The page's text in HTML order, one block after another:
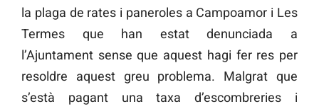
la plaga de rates i paneroles a Campoamor i Les
Termes que han estat denunciada a
l’Ajuntament sense que aquest hagi fer res per
resoldre aquest greu problema. Malgrat que
s’està pagant una taxa d’escombreries i